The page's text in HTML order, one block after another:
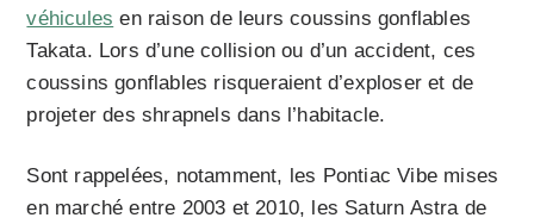
véhicules en raison de leurs coussins gonflables
Takata. Lors d’une collision ou d’un accident, ces
coussins gonflables risqueraient d’exploser et de
projeter des shrapnels dans l’habitacle.
Sont rappelées, notamment, les Pontiac Vibe mises
en marché entre 2003 et 2010, les Saturn Astra de